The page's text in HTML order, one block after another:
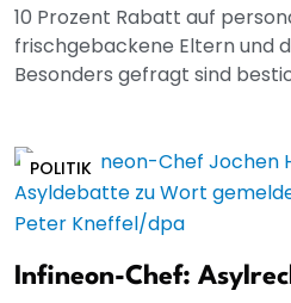
10 Prozent Rabatt auf
frischgebackene Eltern und
Besonders gefragt sind
POLITIK
Infineon-Chef: